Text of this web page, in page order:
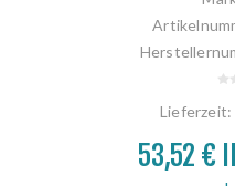
Lieferzeit:
53,52 €